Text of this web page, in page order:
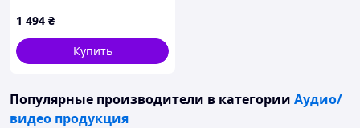
Rainbow 1CD
(8436559465960)
1 494 ₴
Купить
Популярные производители в категории Аудио/
видео продукция